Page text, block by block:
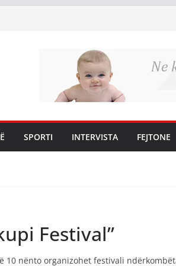
SPORTI INTERVISTA FEJTONE
Festival”
nënto organizohet festivali